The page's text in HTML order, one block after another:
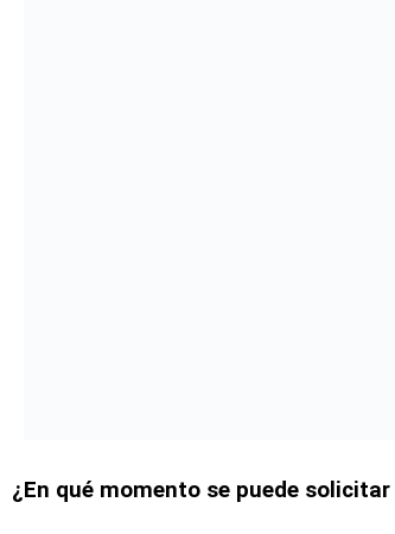
¿En qué momento se puede